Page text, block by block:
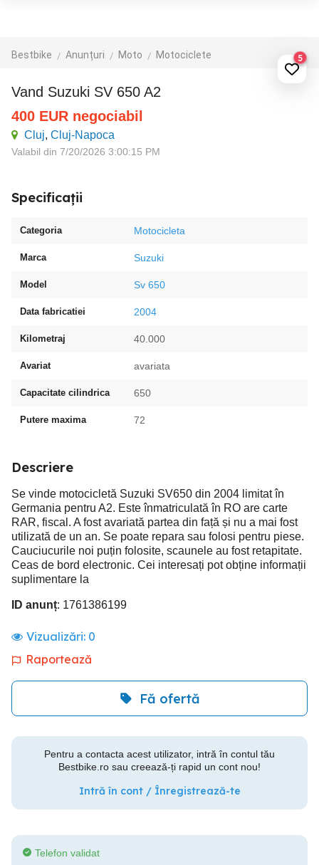
Bestbike Anunțuri Moto Motociclete 5
Vand Suzuki SV 650 A2
400 EUR negociabil
Cluj, Cluj-Napoca
Valabil din 7/20/2026 3:00:15 PM
Specificații
Categoria Motocicleta
Marca Suzuki
Model Sv 650
Data fabricatiei 2004
Kilometraj 40.000
Avariat avariata
Capacitate cilindrica 650
Putere maxima 72
Descriere
Se vinde motocicletă Suzuki SV650 din 2004 limitat în
Germania pentru A2. Este înmatriculată în RO are carte
RAR, fiscal. A fost avariată partea din față și nu a mai fost
utilizată de un an. Se poate repara sau folosi pentru piese.
Cauciucurile noi puțin folosite, scaunele au fost retapitate.
Ceas de bord electronic. Cei interesați pot obține informații
suplimentare la
ID anunț: 1761386199
Vizualizări: 0
Raportează
Fă ofertă
Pentru a contacta acest utilizator, intră în contul tău
Bestbike.ro sau creează-ți rapid un cont nou!
Intră în cont / Înregistrează-te
Telefon validat